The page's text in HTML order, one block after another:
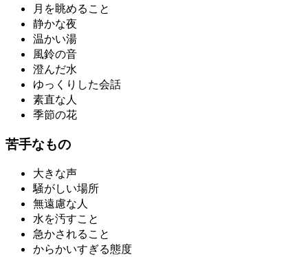
月を眺めること
静かな夜
温かい湯
風鈴の音
澄んだ水
ゆっくりした会話
素直な人
季節の花
苦手なもの
大きな声
騒がしい場所
無遠慮な人
水を汚すこと
急かされること
からかいすぎる態度